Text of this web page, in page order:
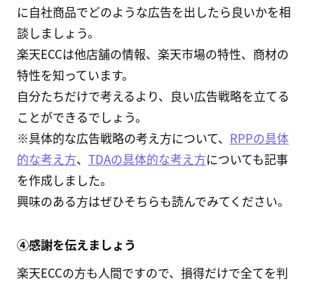
に自社商品でどのような広告を出したら良いかを相
談しましょう。
楽天ECCは他店舗の情報、楽天市場の特性、商材の
特性を知っています。
自分たちだけで考えるより、良い広告戦略を立てる
ことができるでしょう。
※具体的な広告戦略の考え方について、 RPPの具体
的な考え方、 TDAの具体的な考え方についても記事
を作成しました。
興味のある方はぜひそちらも読んでみてください。
④感謝を伝えましょう
楽天ECCの方も人間ですので、損得だけで全てを判